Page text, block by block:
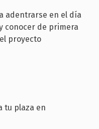
adentrarse en el día
conocer de primera
proyecto
tu plaza en